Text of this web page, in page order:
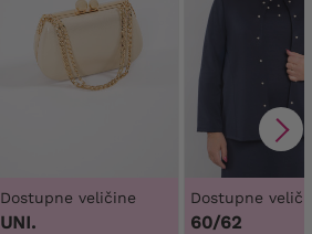
Dostupne veličine
UNI.
Dostupne
60/62